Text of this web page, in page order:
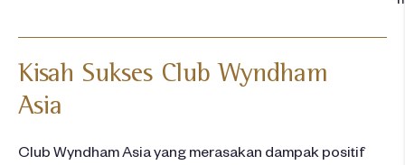
Kisah Sukses Club Wyndham
Asia
Club Wyndham Asia yang merasakan dampak positif